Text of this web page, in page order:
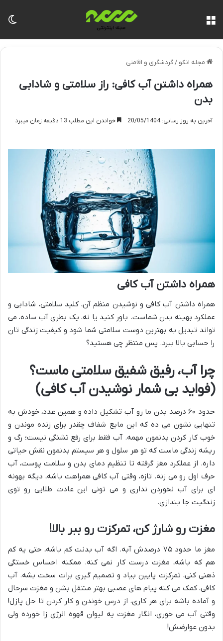
مجله انکو /گردشگری و اقامتی
همراه داشتن آب کافی: راز سلامتی و شادابی
بدن
آخرین به روز رسانی: 20/05/1404 خواندن این مطلب 13 دقیقه زمان میبرد
همراه داشتن آب کافی
همراه داشتن آب کافی و نوشیدن منظم آن، کلید سلامتی، شادابی و
عملکرد بهینه بدن شماست. باور کنید یا نه، یک بطری آب ساده، می
تواند تبدیل به بهترین دوست سلامتی شما شود و کیفیت زندگی تان
را حسابی بالا ببرد. پس منتظر چی هستید؟
چرا آب، رفیق شفیق سلامتی ماست؟
(فواید بی شمار نوشیدن آب کافی)
حدود ۶۰ درصد بدن ما رو آب تشکیل داده و همین عدد، خودش به
تنهایی نشون می ده که این مایع شفاف چقدر برای زنده موندن و
خوب کار کردن بدنمون مهمه. آب فقط برای رفع تشنگی نیست؛ رگ و
ریشه زندگی ماست که تو هر سلول و هر سیستم بدنمون نقش حیاتی
داره. از عملکرد مغز گرفته تا تنظیم دمای بدن و سلامت پوست، آب
حرف اول رو می زنه. تازه، وقتی آب کافی همراهت باشه، دیگه بهونه
ای برای آب نخوردن نداری و می تونی این عادت طلایی رو توی
زندگیت جا بندازی.
مغزت رو شارژ کن، تمرکزت رو ببر بالا!
مغز ما حدود ۷۵ درصدش آبه. اگه آب بدنت کم باشه، حتی یه کم
هم که باشه، مغزت درست کار نمی کنه. ممکنه احساس خستگی
ذهنی کنی، تمرکزت پایین بیاد و تصمیم گیری برات سخت بشه. آب
کافی، کمک می کنه پیام های عصبی بهتر منتقل بشن و مغزت سرحال
و آماده باشه برای هر کاری، از درس خوندن و کار کردن تا حل پازل!
وقتی آب می خوری، انگار مغزت یه لیوان قهوه انرژی زا خورده ولی
بدون عوارضش!